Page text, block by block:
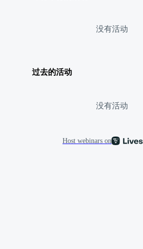
没有活动
过去的活动
没有活动
Host webinars on